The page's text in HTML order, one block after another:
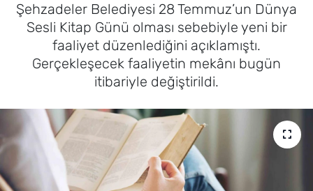
Şehzadeler Belediyesi 28 Temmuz’un Dünya
Sesli Kitap Günü olması sebebiyle yeni bir
faaliyet düzenlediğini açıklamıştı.
Gerçekleşecek faaliyetin mekânı bugün
itibariyle değiştirildi.
3.SAYFA
EĞİTİM
YAŞAM
MAGAZİN
Süper Lig Puan Durumu ve Fikstür
Tüm Manşetler
Son Dakika Haberleri
Haber Arşivi